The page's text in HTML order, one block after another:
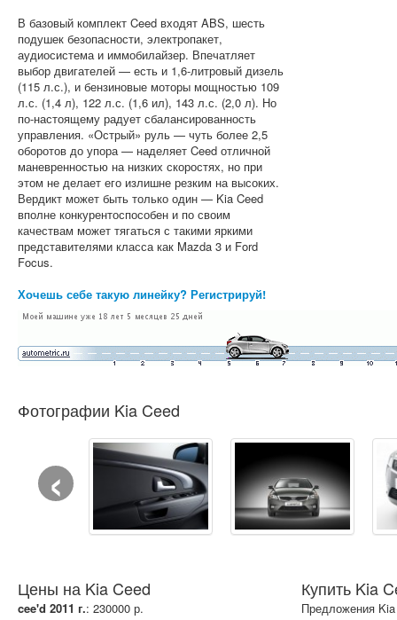
В базовый комплект Ceed входят ABS, шесть
подушек безопасности, электропакет,
аудиосистема и иммобилайзер. Впечатляет
выбор двигателей — есть и 1,6-литровый дизель
(115 л.с.), и бензиновые моторы мощностью 109
л.с. (1,4 л), 122 л.с. (1,6 ил), 143 л.с. (2,0 л). Но
по-настоящему радует сбалансированность
управления. «Острый» руль — чуть более 2,5
оборотов до упора — наделяет Ceed отличной
маневренностью на низких скоростях, но при
этом не делает его излишне резким на высоких.
Вердикт может быть только один — Kia Ceed
вполне конкурентоспособен и по своим
качествам может тягаться с такими яркими
представителями класса как Mazda 3 и Ford
Focus.
Хочешь себе такую линейку? Регистрируй!
Фотографии Kia Ceed
‹
Цены на Kia Ceed
cee'd 2011 г.: 230000 р.
Купить Kia
Предложения